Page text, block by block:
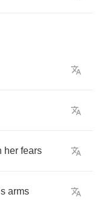
her fears
s arms